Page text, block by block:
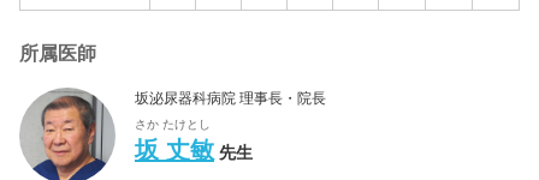
所属医師
坂泌尿器科病院 理事長・院長
さか たけとし
坂 丈敏 先生